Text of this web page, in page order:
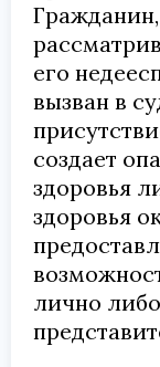
его
вызван в
создает
здоровья
здоровья
лично